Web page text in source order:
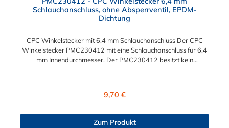
Schlauchanschluss, ohne Absperrventil, EPDM-
Dichtung
CPC Winkelstecker mit 6,4 mm Schlauchanschluss Der CPC
Winkelstecker PMC230412 mit eine Schlauchanschluss für 6,4
mm Innendurchmesser. Der PMC230412 besitzt kein
Maß von ≈ 7,9 mm. Sie können diesen Winkelstecker mit allen
Regulärer Preis:
9,70 €
Zum Produkt